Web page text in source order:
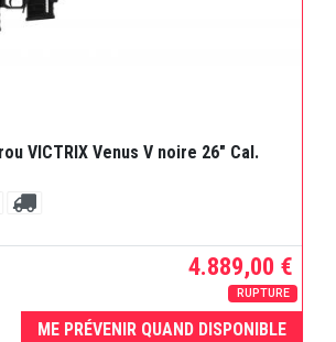
VICTRIX Venus V noire 26" Cal.
4.889,00 €
RUPTURE
ME PRÉVENIR QUAND DISPONIBLE